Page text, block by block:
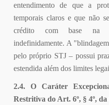
entendimento de que a
temporais claros e que não
crédito com base na
indefinidamente. A
pelo próprio STJ – possui
estendida além dos limites
2.4. O Caráter
Restritiva do Art. 6º, § 4º,